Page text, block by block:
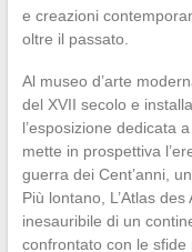
e creazioni
oltre il passato.
Al museo d’arte
del XVII secolo e
l’esposizione dedicata
mette in prospettiva
guerra dei Cent’anni,
Più lontano, L’Atlas
inesauribile di un
confrontato con le sfide